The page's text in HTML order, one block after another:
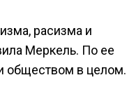
расизма и
Меркель. По ее
обществом в целом.